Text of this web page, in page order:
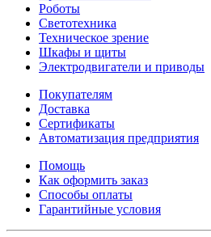
Роботы
Светотехника
Техническое зрение
Шкафы и щиты
Электродвигатели и приводы
Покупателям
Доставка
Сертификаты
Автоматизация предприятия
Помощь
Как оформить заказ
Способы оплаты
Гарантийные условия